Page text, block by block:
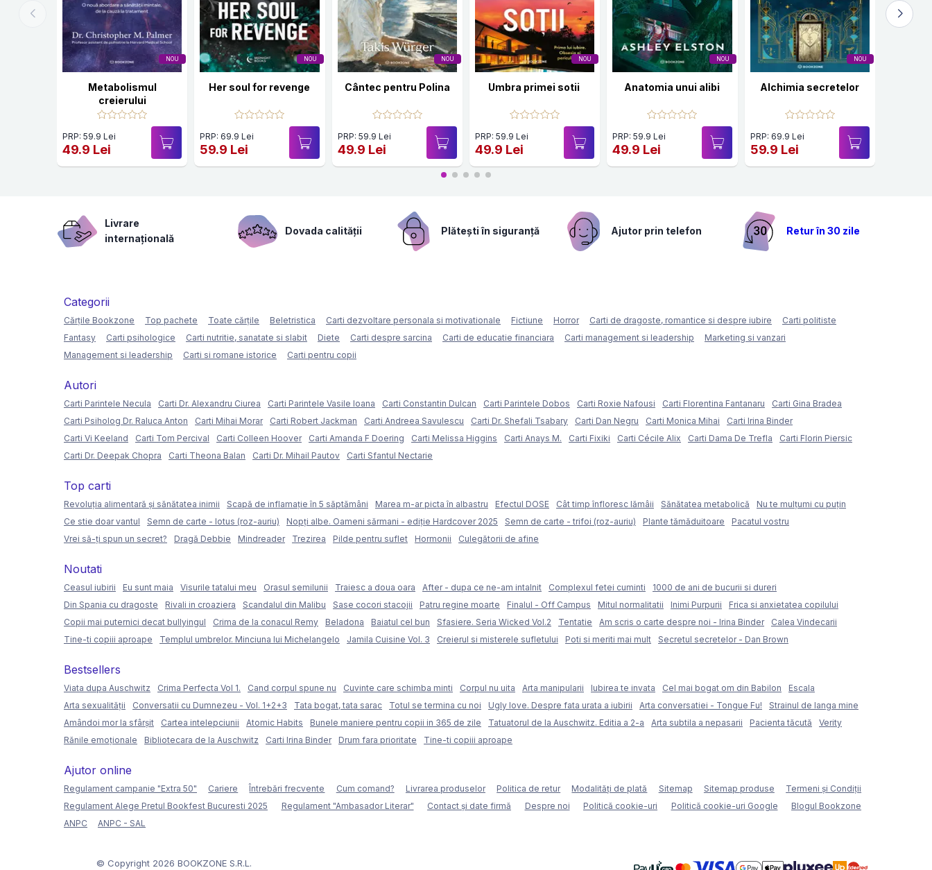
NOU
Metabolismul
creierului
PRP: 59.9 Lei
49.9 Lei
NOU
Her soul for revenge
PRP: 69.9 Lei
59.9 Lei
NOU
Cântec pentru Polina
PRP: 59.9 Lei
49.9 Lei
NOU
Umbra primei sotii
PRP: 59.9 Lei
49.9 Lei
NOU
Anatomia unui alibi
PRP: 59.9 Lei
49.9 Lei
NOU
Alchimia secretelor
PRP: 69.9 Lei
59.9 Lei
Livrare
internațională
Dovada calității Plătești în siguranță Ajutor prin telefon Retur în 30 zile
Categorii
Cărțile Bookzone Top pachete Toate cărțile Beletristica Carti dezvoltare personala si motivationale Fictiune Horror Carti de dragoste, romantice si despre iubire
Carti politiste
Fantasy
Carti psihologice Carti nutritie, sanatate si slabit Diete Carti despre sarcina Carti de educatie financiara Carti management si leadership
Marketing si vanzari
Management si leadership
Carti si romane istorice Carti pentru copii
Autori
Carti Parintele Necula Carti Dr. Alexandru Ciurea Carti Parintele Vasile Ioana Carti Constantin Dulcan Carti Parintele Dobos Carti Roxie Nafousi Carti Florentina Fantanaru
Carti Gina Bradea
Carti Psiholog Dr. Raluca Anton
Carti Mihai Morar Carti Robert Jackman Carti Andreea Savulescu Carti Dr. Shefali Tsabary Carti Dan Negru Carti Monica Mihai
Carti Irina Binder
Carti Vi Keeland
Carti Tom Percival Carti Colleen Hoover Carti Amanda F Doering Carti Melissa Higgins Carti Anays M. Carti Fixiki Carti Cécile Alix Carti Dama De Trefla
Carti Florin Piersic
Carti Dr. Deepak Chopra
Carti Theona Balan Carti Dr. Mihail Pautov Carti Sfantul Nectarie
Top carti
Revoluția alimentară și sănătatea inimii Scapă de inflamație în 5 săptămâni Marea m-ar picta în albastru Efectul DOSE Cât timp înfloresc lămâii Sănătatea metabolică
Nu te mulțumi cu puțin
Ce stie doar vantul
Semn de carte - lotus (roz-auriu) Nopți albe. Oameni sărmani - ediție Hardcover 2025 Semn de carte - trifoi (roz-auriu) Plante tămăduitoare
Pacatul vostru
Vrei să-ți spun un secret?
Dragă Debbie Mindreader Trezirea Pilde pentru suflet Hormonii Culegătorii de afine
Noutati
Ceasul iubirii Eu sunt maia Visurile tatalui meu Orasul semilunii Traiesc a doua oara After - dupa ce ne-am intalnit Complexul fetei cuminti
1000 de ani de bucurii si dureri
Din Spania cu dragoste
Rivali in croaziera Scandalul din Malibu Sase cocori stacojii Patru regine moarte Finalul - Off Campus Mitul normalitatii Inimi Purpurii
Frica si anxietatea copilului
Copii mai puternici decat bullyingul
Crima de la conacul Remy Beladona Baiatul cel bun Sfasiere. Seria Wicked Vol.2 Tentatie Am scris o carte despre noi - Irina Binder
Calea Vindecarii
Tine-ti copiii aproape
Templul umbrelor. Minciuna lui Michelangelo Jamila Cuisine Vol. 3 Creierul si misterele sufletului Poti si meriti mai mult Secretul secretelor - Dan Brown
Bestsellers
Viata dupa Auschwitz Crima Perfecta Vol 1. Cand corpul spune nu Cuvinte care schimba minti Corpul nu uita Arta manipularii Iubirea te invata Cel mai bogat om din Babilon
Escala
Arta sexualității
Conversatii cu Dumnezeu - Vol. 1+2+3 Tata bogat, tata sarac Totul se termina cu noi Ugly love. Despre fata urata a iubirii Arta conversatiei - Tongue Fu!
Strainul de langa mine
Amândoi mor la sfârșit
Cartea intelepciunii Atomic Habits Bunele maniere pentru copii in 365 de zile Tatuatorul de la Auschwitz. Editia a 2-a Arta subtila a nepasarii Pacienta tăcută
Verity
Rănile emoționale
Bibliotecara de la Auschwitz Carti Irina Binder Drum fara prioritate Tine-ti copiii aproape
Ajutor online
Regulament campanie "Extra 50" Cariere Întrebări frecvente Cum comand? Livrarea produselor Politica de retur Modalităţi de plată Sitemap Sitemap produse
Termeni şi Condiţii
Regulament Alege Pretul Bookfest Bucuresti 2025
Regulament "Ambasador Literar" Contact și date firmă Despre noi Politică cookie-uri Politică cookie-uri Google
Blogul Bookzone
ANPC
ANPC - SAL
© Copyright 2026 BOOKZONE S.R.L.